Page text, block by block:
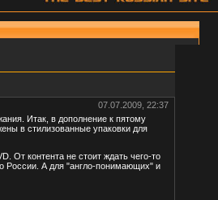
07.07.2009, 22:37
Итак, в дополнение к пятому
в стилизованные упаковки для
От контента не стоит ждать чего-то
России. А для "англо-понимающих" и